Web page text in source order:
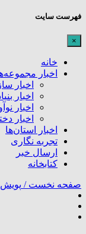
فهرست سایت
×
خانه
اخبار
اخبار
اخبار
اخبار
اخبار
اخبار استان‌ها
تجربه نگاری
ارسال خبر
کتابخانه
صفحه نخست / پویش